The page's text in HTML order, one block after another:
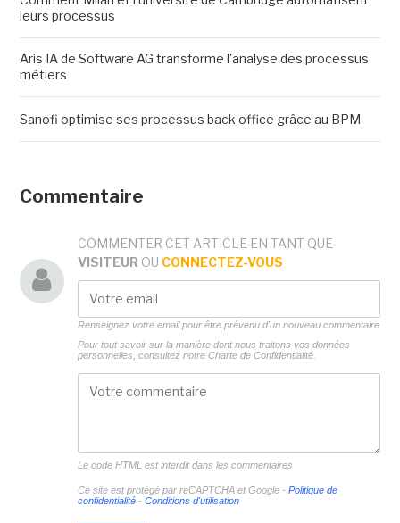
leurs processus
Aris IA de Software AG transforme l'analyse des processus
métiers
Sanofi optimise ses processus back office grâce au BPM
Commentaire
COMMENTER CET ARTICLE EN TANT QUE
VISITEUR OU CONNECTEZ-VOUS
Renseignez votre email pour être prévenu d'un nouveau commentaire
Pour tout savoir sur la manière dont nous traitons vos données
personnelles, consultez notre Charte de Confidentialité.
Le code HTML est interdit dans les commentaires
Ce site est protégé par reCAPTCHA et Google - Politique de
confidentialité- Conditions d'utilisation